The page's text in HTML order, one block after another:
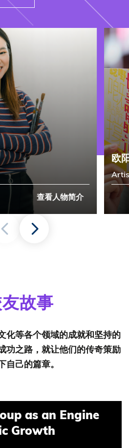
查看人物简介
欧
故事
化等各个领域的成就和坚持的
功之路，就让他们的传奇策励
自己的篇章。
as an Engine
Growth